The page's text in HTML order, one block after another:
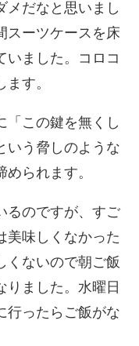
メだなと思いまし
スーツケースを床
いました。コロコ
す。
「この鍵を無くし
いう脅しのような
られます。
るのですが、すご
美味しくなかった
くないので朝ご飯
りました。水曜日
行ったらご飯がな